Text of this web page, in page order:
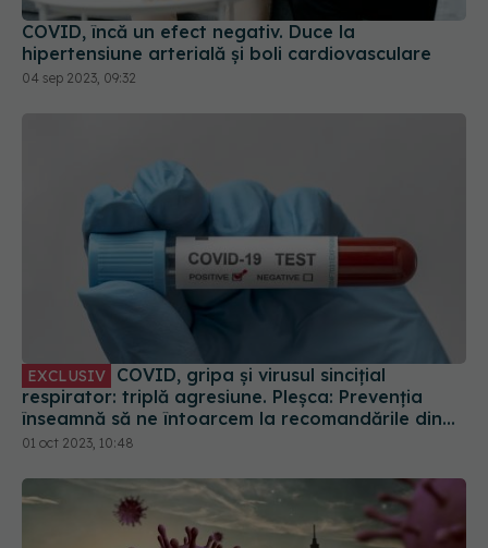
EXCLUSIV COVID, gripa și virusul sincițial
respirator: triplă agresiune. Pleșca: Prevenția
înseamnă să ne întoarcem la recomandările din
timpul pandemiei!
01 oct 2023, 10:48